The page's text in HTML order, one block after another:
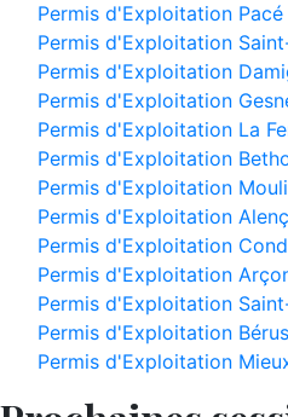
Permis d'Exploitation Pacé
Permis d'Exploitation
Permis d'Exploitation
Permis d'Exploitation
Permis d'Exploitation La
Permis d'Exploitation
Permis d'Exploitation
Permis d'Exploitation
Permis d'Exploitation
Permis d'Exploitation
Permis d'Exploitation
Permis d'Exploitation Bérus
Permis d'Exploitation